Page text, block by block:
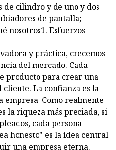
de cilindro y de uno y dos
de pantalla;
nosotros1. Esfuerzos
y práctica, crecemos
del mercado. Cada
producto para crear una
La confianza es la
Como realmente
la riqueza más preciada, si
cada persona
honesto" es la idea central
una empresa eterna.